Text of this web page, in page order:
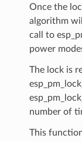
Once the
algorithm
call to
power
The lock is
number of
This